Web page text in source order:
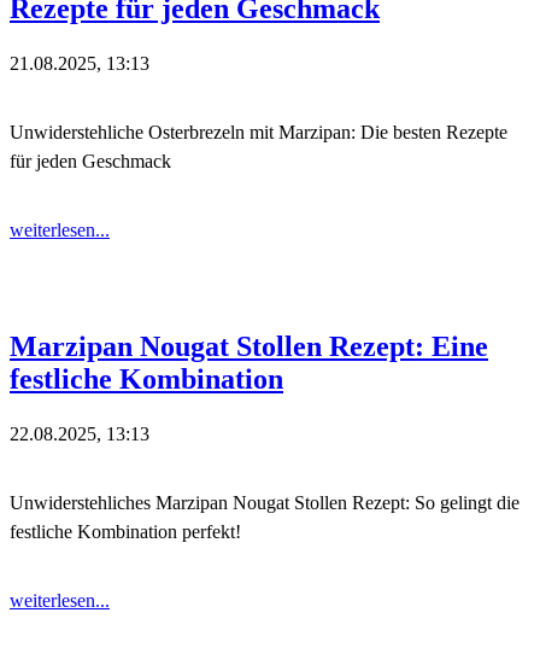
Rezepte für jeden Geschmack
21.08.2025, 13:13
Unwiderstehliche Osterbrezeln mit Marzipan: Die besten Rezepte
für jeden Geschmack
weiterlesen...
Marzipan Nougat Stollen Rezept: Eine
festliche Kombination
22.08.2025, 13:13
Unwiderstehliches Marzipan Nougat Stollen Rezept: So gelingt die
festliche Kombination perfekt!
weiterlesen...